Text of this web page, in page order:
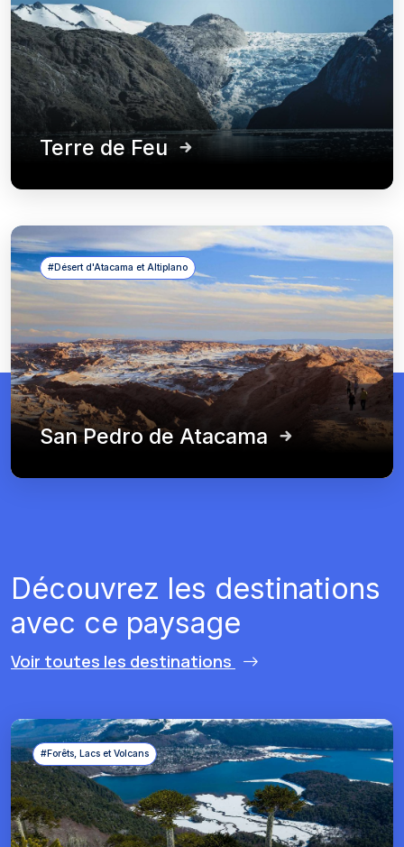
Terre de Feu
#Désert d'Atacama et Altiplano
San Pedro de Atacama
Découvrez les destinations
avec ce paysage
Voir toutes les destinations
#Forêts, Lacs et Volcans